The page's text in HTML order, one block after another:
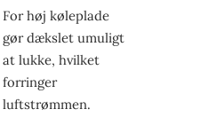
For høj køleplade
gør dækslet umuligt
at lukke, hvilket
forringer
luftstrømmen.